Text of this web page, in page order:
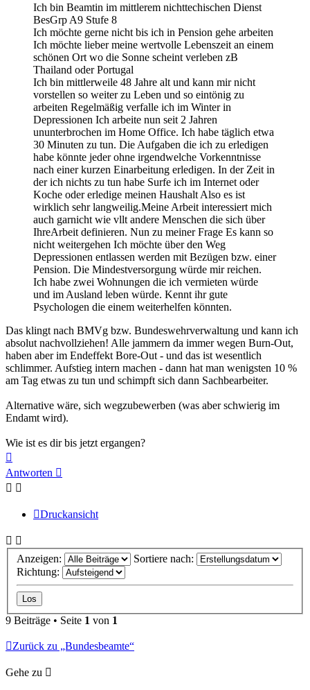
Ich bin Beamtin im mittlerem nichttechischen Dienst
BesGrp A9 Stufe 8
Ich möchte gerne nicht bis ich in Pension gehe arbeiten
Ich möchte lieber meine wertvolle Lebenszeit an einem
schönen Ort wo die Sonne scheint verleben zB
Thailand oder Portugal
Ich bin mittlerweile 48 Jahre alt und kann mir nicht
vorstellen so weiter zu Leben und so eintönig zu
arbeiten Regelmäßig verfalle ich im Winter in
Depressionen Ich arbeite nun seit 2 Jahren
ununterbrochen im Home Office. Ich habe täglich etwa
30 Minuten zu tun. Die Aufgaben die ich zu erledigen
habe könnte jeder ohne irgendwelche Vorkenntnisse
nach einer kurzen Einarbeitung erledigen. In der Zeit in
der ich nichts zu tun habe Surfe ich im Internet oder
Koche oder erledige meinen Haushalt Also es ist
wirklich sehr langweilig.Meine Arbeit interessiert mich
auch garnicht wie vllt andere Menschen die sich über
IhreArbeit definieren. Nun zu meiner Frage Es kann so
nicht weitergehen Ich möchte über den Weg
Depressionen entlassen werden mit Bezügen bzw. einer
Pension. Die Mindestversorgung würde mir reichen.
Ich habe zwei Wohnungen die ich vermieten würde
und im Ausland leben würde. Kennt ihr gute
Psychologen die einem weiterhelfen könnten.
Das klingt nach BMVg bzw. Bundeswehrverwaltung und kann ich
absolut nachvollziehen! Alle jammern da immer wegen Burn-Out,
haben aber im Endeffekt Bore-Out - und das ist wesentlich
schlimmer. Aufstieg intern machen - dann hat man wenigsten 10 %
am Tag etwas zu tun und schimpft sich dann Sachbearbeiter.
Alternative wäre, sich wegzubewerben (was aber schwierig im
Endamt wird).
Wie ist es dir bis jetzt ergangen?
oben
Antworten
Druckansicht
Anzeigen:
Sortiere nach:
Richtung:
9 Beiträge • Seite 1 von 1
Zurück zu „Bundesbeamte“
Gehe zu